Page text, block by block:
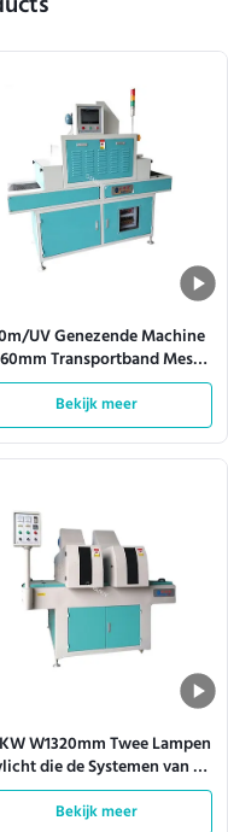
UV Genezende Machine
Transportband Mesh
van Min Automatic Led
Bekijk meer
W1320mm Twee Lampen
die de Systemen van de
Machinetransportband
genezen
Bekijk meer